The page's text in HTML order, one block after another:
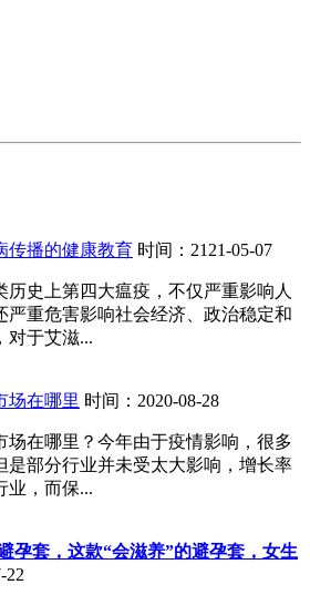
传播的健康教育 时间：2121-05-07
历史上第四大瘟疫，不仅严重影响人
严重危害影响社会经济、政治稳定和
对于艾滋...
场在哪里 时间：2020-08-28
场在哪里？今年由于疫情影响，很多
是部分行业并未受太大影响，增长率
业，而保...
孕套，这款“会滋养”的避孕套，女生
22